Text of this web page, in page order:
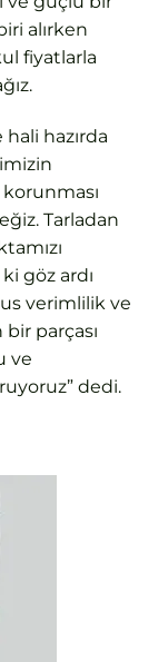
alırken
fiyatlarla
hazırda
Tarladan
göz ardı
verimlilik ve
parçası
ve
dedi.